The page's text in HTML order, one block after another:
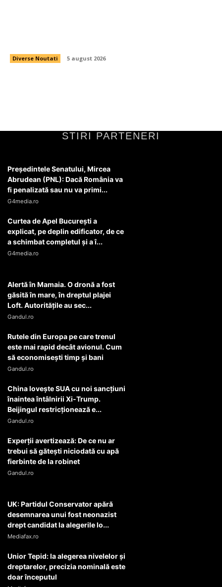
Diverse Noutati 5 august 2026
STIRI PARTENERI
Președintele Senatului, Mircea
Abrudean (PNL): Dacă România va
fi penalizată sau nu va primi...
G4media.ro
Curtea de Apel București a
explicat, pe deplin edificator, de ce
a schimbat completul și a î...
Alertă în Mamaia. O dronă a fost
găsită în mare, în dreptul plajei
Gandul.ro
Rutele din Europa pe care trenul
este mai rapid decât avionul. Cum
China lovește SUA cu noi sancțiuni
înaintea întâlnirii Xi-Trump.
Gandul.ro